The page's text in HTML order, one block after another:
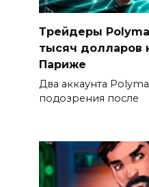
Трейдеры
тысяч долларов
Париже
Два аккаунта
подозрения после